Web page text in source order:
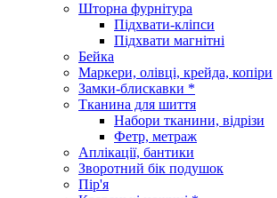
Шторна фурнітура
Підхвати-кліпси
Підхвати магнітні
Бейка
Маркери, олівці, крейда, копіри
Замки-блискавки *
Тканина для шиття
Набори тканини, відрізи
Фетр, метраж
Аплікації, бантики
Зворотний бік подушок
Пір'я